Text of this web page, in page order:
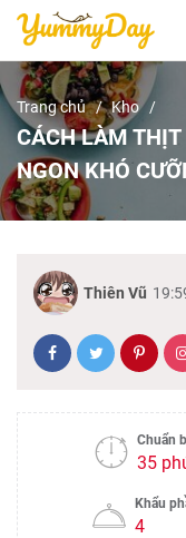
Trang chủ Kho
CÁCH LÀM THỊT
NGON KHÓ
Thiên Vũ
Chuẩn
35
Khẩu
4